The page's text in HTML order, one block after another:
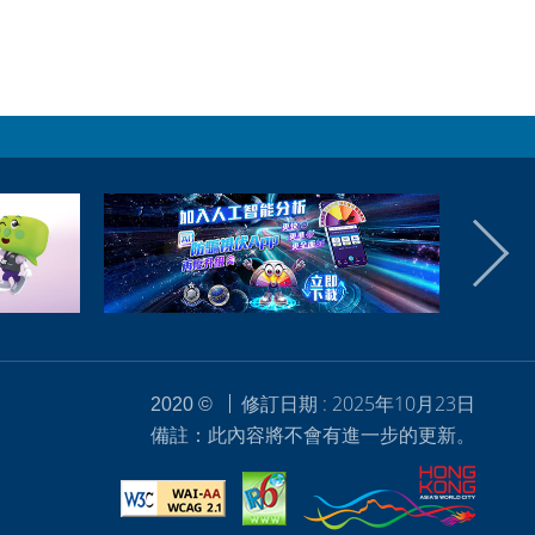
2020 ©
修訂日期 : 2025年10月23日
備註：此內容將不會有進一步的更新。